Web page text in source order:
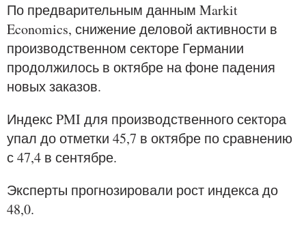
По предварительным данным Markit
Economics, снижение деловой активности в
производственном секторе Германии
продолжилось в октябре на фоне падения
новых заказов.
Индекс PMI для производственного сектора
упал до отметки 45,7 в октябре по сравнению
с 47,4 в сентябре.
Эксперты прогнозировали рост индекса до
48,0.